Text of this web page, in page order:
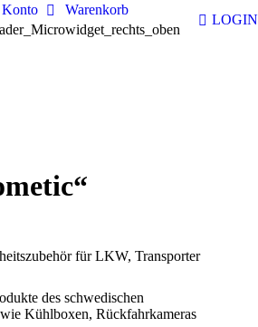
Warenkorb
LOGIN
für LKW, Transporter
des schwedischen
Kühlboxen, Rückfahrkameras